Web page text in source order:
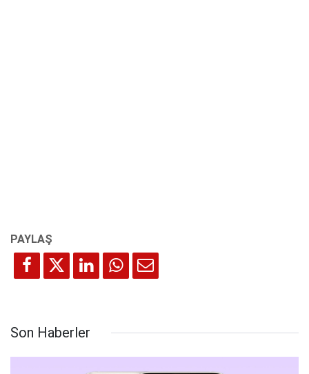
Son Haberler